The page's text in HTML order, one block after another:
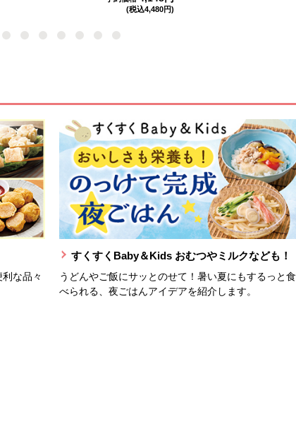
(税込4,480円)
な品々
すくすくBaby＆Kids おむつやミルクなども！
うどんやご飯にサッとのせて！暑い夏にもするっと食
べられる、夜ごはんアイデアを紹介します。